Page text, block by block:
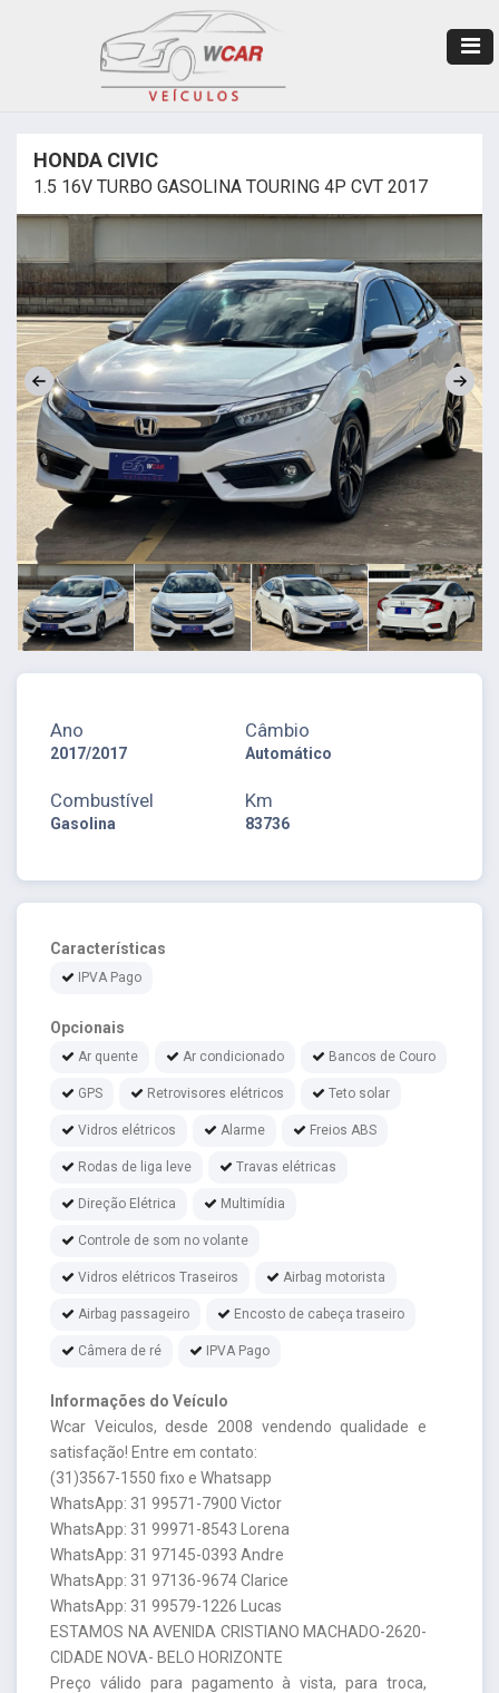
HONDA CIVIC
1.5 16V TURBO GASOLINA TOURING 4P CVT 2017
Ano
2017/2017
Câmbio
Automático
Combustível
Gasolina
Km
83736
Características
IPVA Pago
Opcionais
Ar quente Ar condicionado Bancos de Couro
GPS Retrovisores elétricos Teto solar
Vidros elétricos Alarme Freios ABS
Rodas de liga leve Travas elétricas
Direção Elétrica Multimídia
Controle de som no volante
Vidros elétricos Traseiros Airbag motorista
Airbag passageiro Encosto de cabeça traseiro
Câmera de ré IPVA Pago
Informações do Veículo
Wcar Veiculos, desde 2008 vendendo qualidade e
satisfação! Entre em contato:
(31)3567-1550 fixo e Whatsapp
WhatsApp: 31 99571-7900 Victor
WhatsApp: 31 99971-8543 Lorena
WhatsApp: 31 97145-0393 Andre
WhatsApp: 31 97136-9674 Clarice
WhatsApp: 31 99579-1226 Lucas
ESTAMOS NA AVENIDA CRISTIANO MACHADO-2620-
CIDADE NOVA- BELO HORIZONTE
Preço válido para pagamento à vista, para troca,